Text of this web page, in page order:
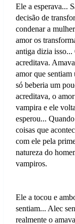
Ele a esperava...
decisão de
condenar a
amor os
antiga dizia
acreditava.
amor que
só beberia um
acreditava, o
vampira e ele
esperou...
coisas que
com ele pela
natureza do
vampiros.
Ele a tocou e
sentiam... Alec
realmente o